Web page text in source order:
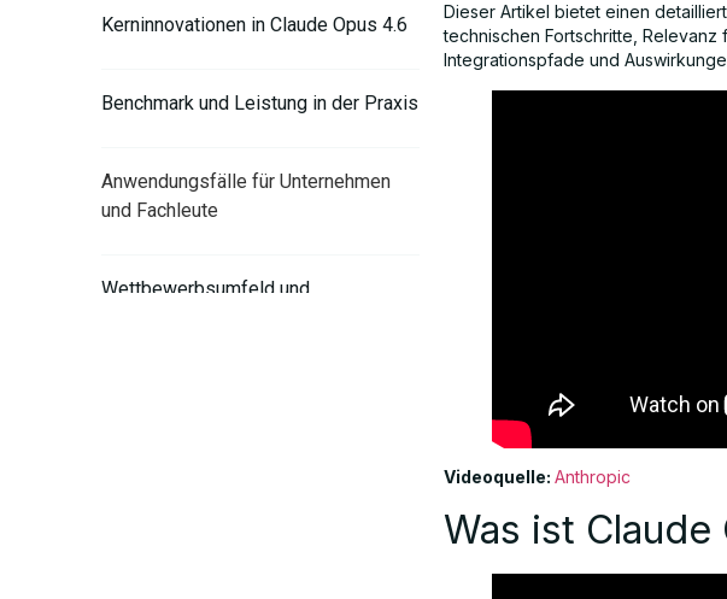
Kerninnovationen in Claude Opus 4.6
Benchmark und Leistung in der Praxis
Anwendungsfälle für Unternehmen
und Fachleute
Wettbewerbsumfeld und
Dieser Artikel bietet einen
technischen Fortschritte, Relevanz
Integrationspfade und
Videoquelle: Anthropic
Was ist Claude